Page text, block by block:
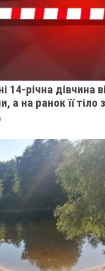
14-річна дівчина
а на ранок її